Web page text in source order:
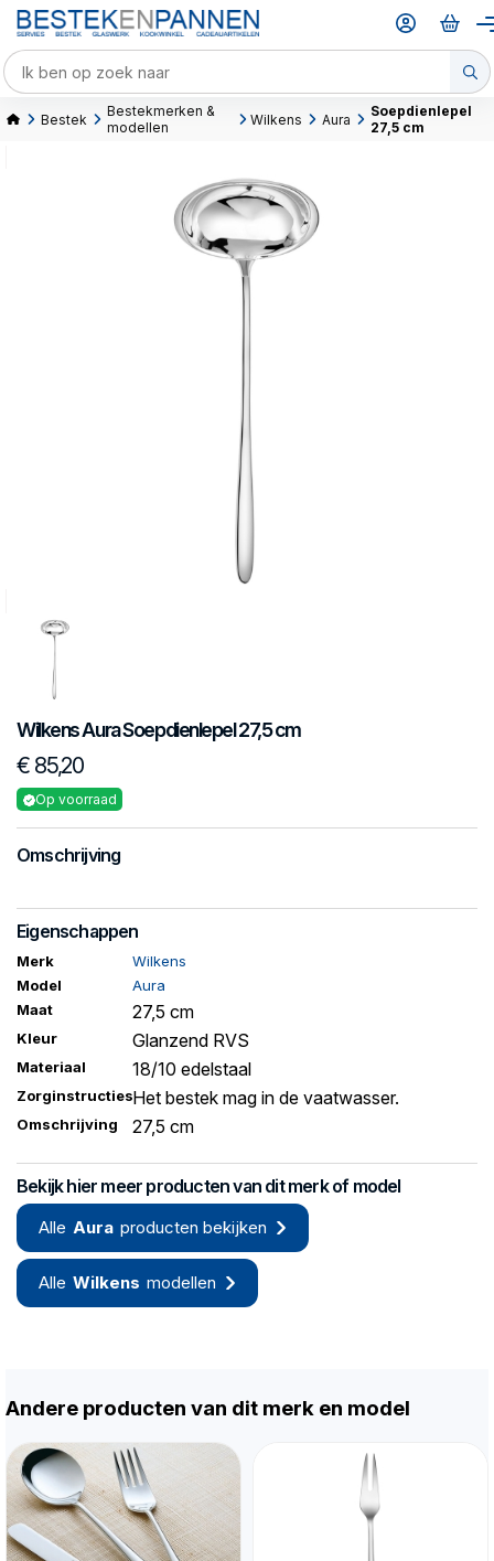
Bestek
Bestekmerken &
modellen
Wilkens Aura
Soepdienlepel
27,5 cm
WilkensAuraSoepdienlepel 27,5 cm
€ 85,20
Op voorraad
Omschrijving
Eigenschappen
Merk
Wilkens
Model
Aura
Maat
27,5 cm
Kleur Glanzend RVS
Materiaal 18/10 edelstaal
ZorginstructiesHet bestek mag in de vaatwasser.
Omschrijving 27,5 cm
Bekijk hier meer producten van dit merk of model
Alle Aura producten bekijken
Alle Wilkens modellen
Andere producten van dit merk en model